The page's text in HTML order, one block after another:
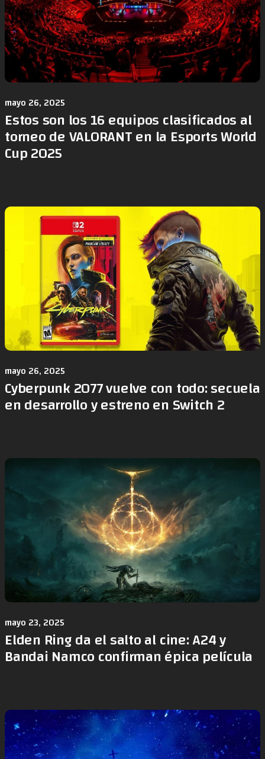
mayo 26, 2025
Estos son los 16 equipos clasificados al
torneo de VALORANT en la Esports World
Cup 2025
mayo 26, 2025
Cyberpunk 2077 vuelve con todo: secuela
en desarrollo y estreno en Switch 2
mayo 23, 2025
Elden Ring da el salto al cine: A24 y
Bandai Namco confirman épica película